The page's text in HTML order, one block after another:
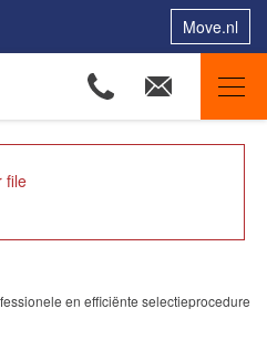
Move.nl
file
en efficiënte selectieprocedure